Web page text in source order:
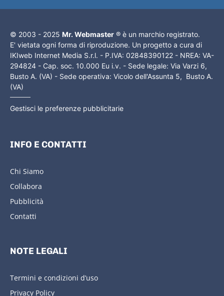
© 2003 - 2025 Mr. Webmaster ® è un marchio registrato.
E' vietata ogni forma di riproduzione. Un progetto a cura di
IKIweb Internet Media S.r.l. - P.IVA: 02848390122 - NREA: VA-
294824 - Cap. soc. 10.000 Eu i.v. - Sede legale: Via Varzi 6,
Busto A. (VA) - Sede operativa: Vicolo dell'Assunta 5, Busto A.
(VA)
Gestisci le preferenze pubblicitarie
INFO E CONTATTI
Chi Siamo
Collabora
Pubblicità
Contatti
NOTE LEGALI
Termini e condizioni d’uso
Privacy Policy